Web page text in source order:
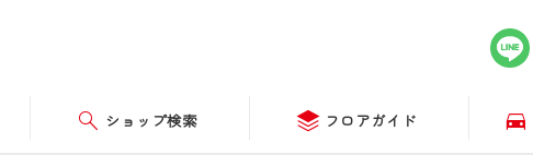
ショップ検索 フロアガイド